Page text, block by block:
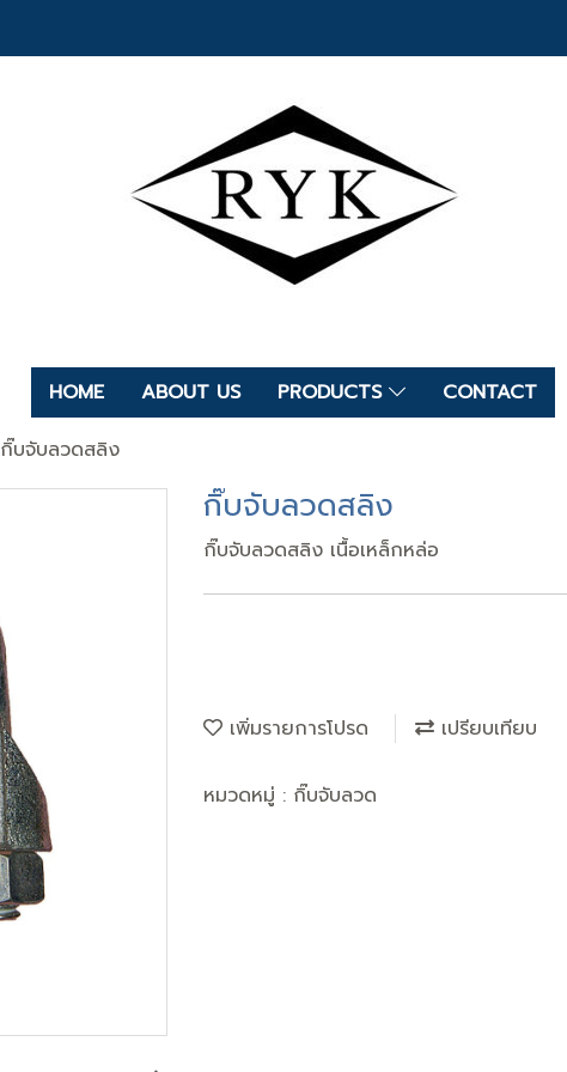
HOME ABOUT US PRODUCTS
CONTACT
กิ๊บจับลวดสลิง
กิ๊บจับลวดสลิง
กิ๊บจับลวดสลิง เนื้อเหล็กหล่อ
เพิ่มรายการโปรด เปรียบเทียบ
หมวดหมู่ : กิ๊บจับลวด